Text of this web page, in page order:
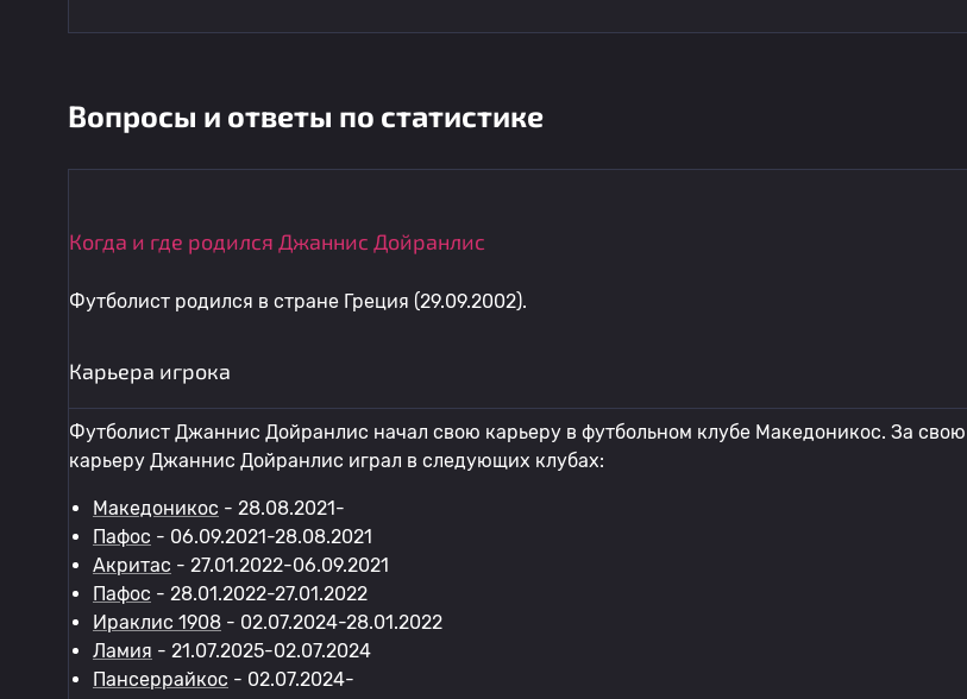
Вопросы и ответы по статистике
Когда и где родился Джаннис Дойранлис
Футболист родился в стране Греция (29.09.2002).
Карьера игрока
Футболист Джаннис Дойранлис начал свою карьеру в футбольном клубе Македоникос. За свою
карьеру Джаннис Дойранлис играл в следующих клубах:
Македоникос - 28.08.2021-
Пафос - 06.09.2021-28.08.2021
Акритас - 27.01.2022-06.09.2021
Пафос - 28.01.2022-27.01.2022
Ираклис 1908 - 02.07.2024-28.01.2022
Ламия - 21.07.2025-02.07.2024
Пансеррайкос - 02.07.2024-